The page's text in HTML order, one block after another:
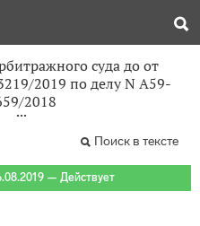
суда до от
2019 по делу N А59-
2018
Поиск в тексте
— Действует